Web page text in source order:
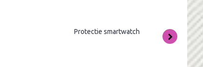
Protectie smartwatch